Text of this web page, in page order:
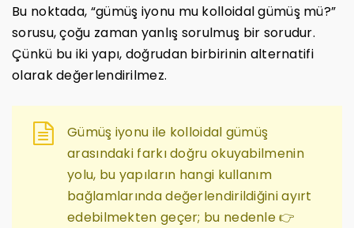
Bu noktada, “gümüş iyonu mu kolloidal gümüş mü?”
sorusu, çoğu zaman yanlış sorulmuş bir sorudur.
Çünkü bu iki yapı, doğrudan birbirinin alternatifi
olarak değerlendirilmez.
Gümüş iyonu ile kolloidal gümüş
arasındaki farkı doğru okuyabilmenin
yolu, bu yapıların hangi kullanım
bağlamlarında değerlendirildiğini ayırt
edebilmekten geçer; bu nedenle 👉